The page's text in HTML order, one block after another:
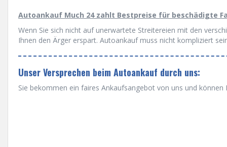
Autoankauf Much 24 zahlt Bestpreise für beschädigte
Wenn Sie sich nicht auf unerwartete Streitereien mit den
Ihnen den Ärger erspart. Autoankauf muss nicht kompliziert
Unser Versprechen beim Autoankauf durch uns:
Sie bekommen ein faires Ankaufsangebot von uns und